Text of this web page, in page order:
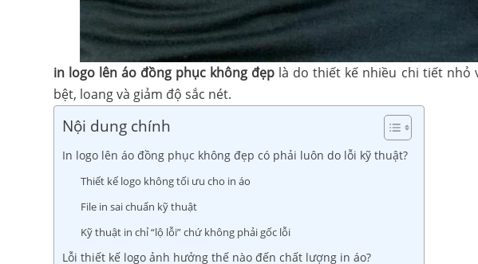
in logo lên áo đồng phục không đẹp là do thiết kế nhiều chi tiết nhỏ
bệt, loang và giảm độ sắc nét.
Nội dung chính
In logo lên áo đồng phục không đẹp có phải luôn do lỗi kỹ thuật?
Thiết kế logo không tối ưu cho in áo
File in sai chuẩn kỹ thuật
Kỹ thuật in chỉ “lộ lỗi” chứ không phải gốc lỗi
Lỗi thiết kế logo ảnh hưởng thế nào đến chất lượng in áo?